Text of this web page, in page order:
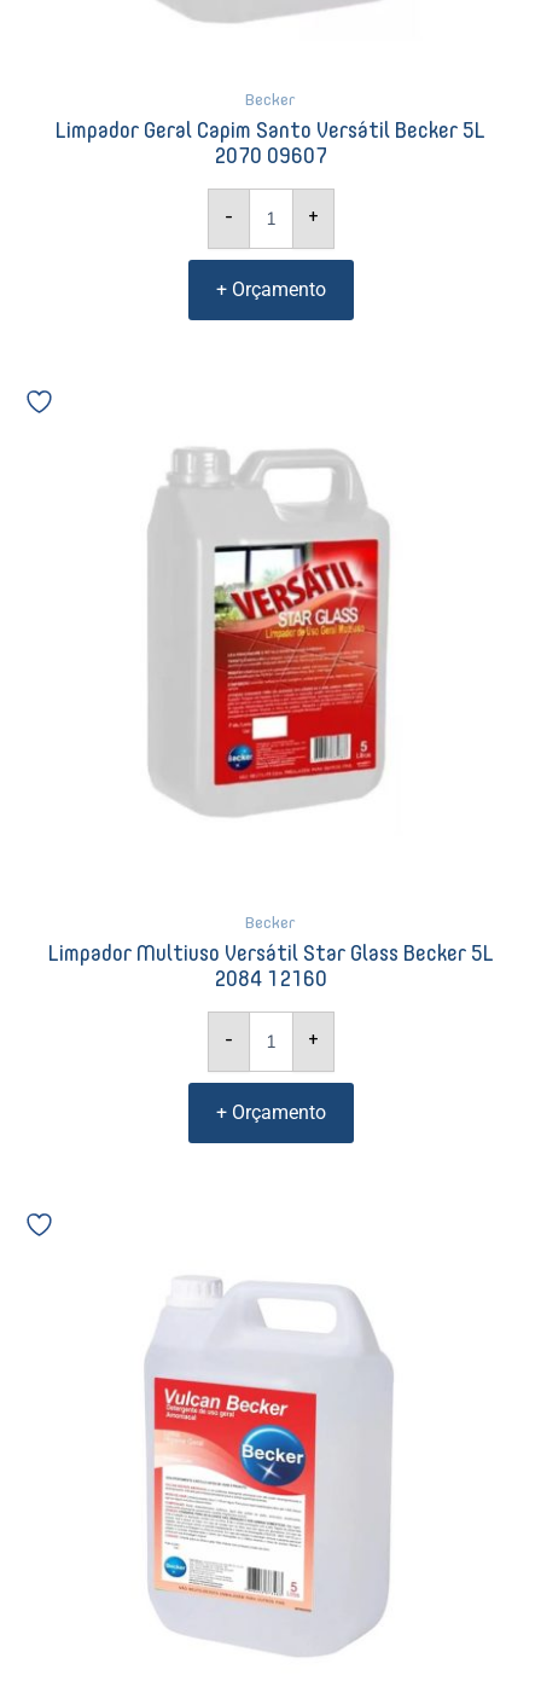
Becker
Limpador Geral Capim Santo Versátil Becker 5L
2070 09607
- +
+ Orçamento
Becker
Limpador Multiuso Versátil Star Glass Becker 5L
2084 12160
-
Star
Glass
Becker
2084
12160
quantidade
+
+ Orçamento
Vulcan
Amonical
Becker
09427
quantidade